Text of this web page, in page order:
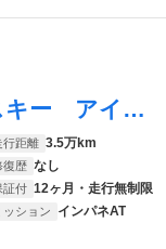
キャロル ＧＬ 車検２年 走行３万ｋｍ台 キーレスキー アイドリングストップ 原動機Ｒ０６Ａ タイミングチェーン式 ラジオ ＣＤ ＤＶＤ ＴＶ 電動格納ミラー ヘッドライト光軸レベライザ 横滑り防止装置 ＥＴＣ車載器
行距離 3.5万km
復歴 なし
証付 12ヶ月・走行無制限
ッション インパネAT